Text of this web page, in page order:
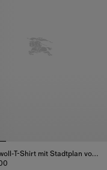
Baumwoll-T-Shirt mit Stadtplan von London